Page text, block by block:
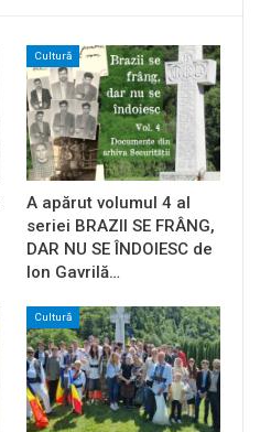
Cultură
A apărut volumul 4 al
seriei BRAZII SE FRÂNG,
DAR NU SE ÎNDOIESC de
Ion Gavrilă…
Cultură